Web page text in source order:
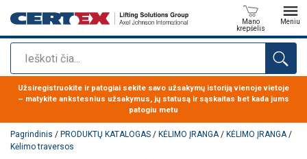
Paieška
Mano
krepšelis
Meniu
Produktas buvo pridėtas prie jūsų užklausos
Užsiregistruokite ir patogiai sekite savo užsakymų istoriją vienoje vietoje
– matykite ankstesnius užsakymus, jų statusą ir sąskaitas bet kada jums
patogiu metu
Pagrindinis / PRODUKTŲ KATALOGAS / KĖLIMO ĮRANGA/ KĖLIMO ĮRANGA/
Kėlimo traversos